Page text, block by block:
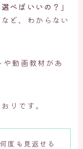
べばいいの？」
など、わからない
動画教材があ
りです。
何度も見返せる